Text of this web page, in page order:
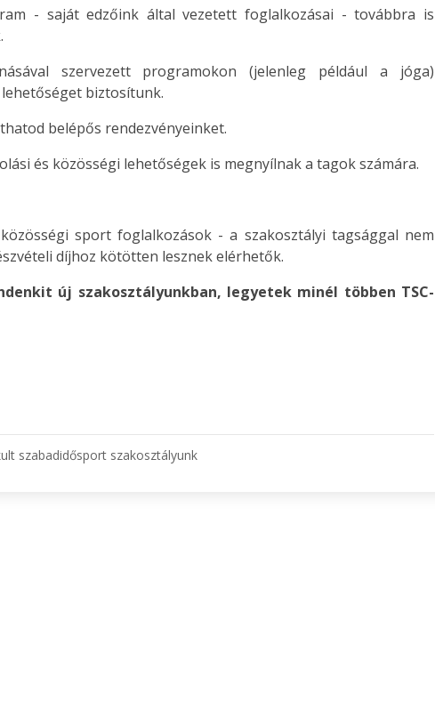
- saját edzőink által vezetett foglalkozásai - továbbra is
szervezett programokon (jelenleg például a jóga)
biztosítunk.
belépős rendezvényeinket.
és közösségi lehetőségek is megnyílnak a tagok számára.
sport foglalkozások - a szakosztályi tagsággal nem
díjhoz kötötten lesznek elérhetők.
új szakosztályunkban, legyetek minél többen TSC-
szabadidősport szakosztályunk